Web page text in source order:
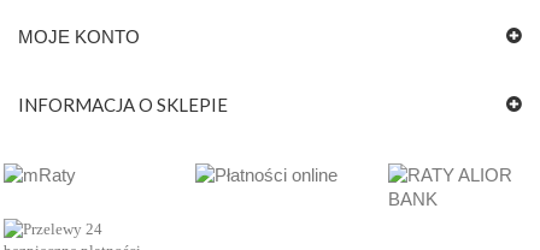
MOJE KONTO
INFORMACJA O SKLEPIE